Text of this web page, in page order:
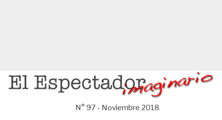
Saltar
N° 97 - Noviembre 2018